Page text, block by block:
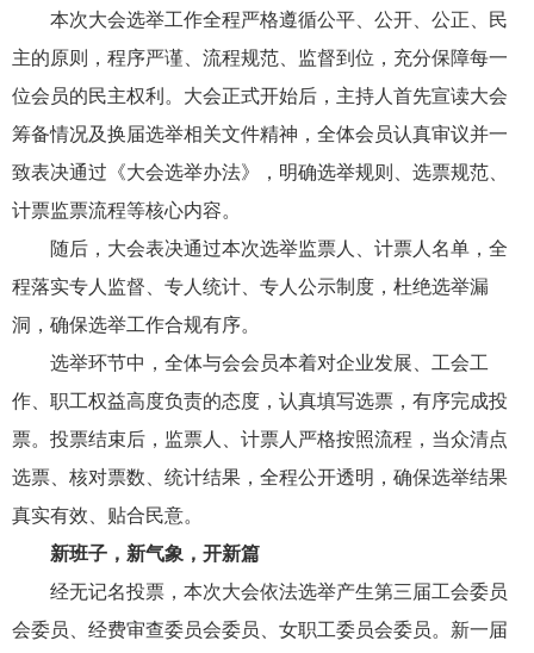
本次大会选举工作全程严格遵循公平、公开、公正、民
主的原则，程序严谨、流程规范、监督到位，充分保障每一
位会员的民主权利。大会正式开始后，主持人首先宣读大会
筹备情况及换届选举相关文件精神，全体会员认真审议并一
致表决通过《大会选举办法》，明确选举规则、选票规范、
计票监票流程等核心内容。
随后，大会表决通过本次选举监票人、计票人名单，全
程落实专人监督、专人统计、专人公示制度，杜绝选举漏
洞，确保选举工作合规有序。
选举环节中，全体与会会员本着对企业发展、工会工
作、职工权益高度负责的态度，认真填写选票，有序完成投
票。投票结束后，监票人、计票人严格按照流程，当众清点
选票、核对票数、统计结果，全程公开透明，确保选举结果
真实有效、贴合民意。
新班子，新气象，开新篇
经无记名投票，本次大会依法选举产生第三届工会委员
会委员、经费审查委员会委员、女职工委员会委员。新一届